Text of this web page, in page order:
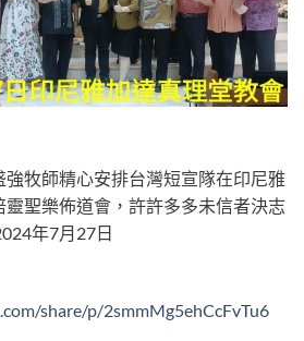
強牧師精心安排台灣短宣隊在印尼雅
聖樂佈道會，許許多多未信者決志
年7月27日
share/p/2smmMg5ehCcFvTu6